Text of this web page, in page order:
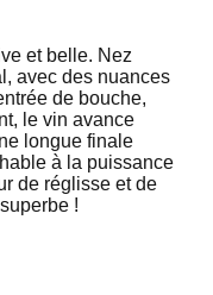
et belle. Nez
avec des nuances
de bouche,
le vin avance
longue finale
à la puissance
de réglisse et de
!